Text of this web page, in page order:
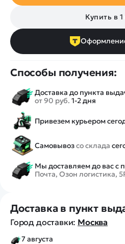
Купить в
Способы получения:
Доставка до пункта
от 90 руб. 1-2 дня
Привезем курьером
Самовывозсо склада
Мы доставляем до вас с
Почта, Озон логистика,
Доставка в пункт
Город доставки: Москва
7 августа